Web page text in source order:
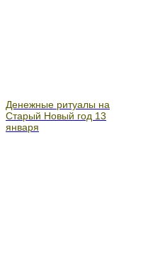
Денежные ритуалы на
Старый Новый год 13
января